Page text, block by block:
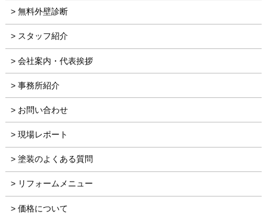
無料外壁診断
スタッフ紹介
会社案内・代表挨拶
事務所紹介
お問い合わせ
現場レポート
塗装のよくある質問
リフォームメニュー
価格について